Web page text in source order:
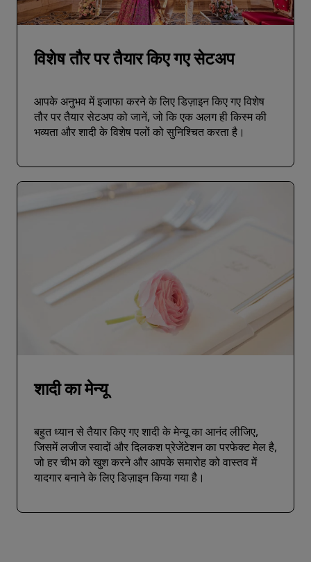
विशेष तौर पर तैयार किए गए सेटअप
आपके अनुभव में इजाफा करने के लिए डिज़ाइन किए गए विशेष
तौर पर तैयार सेटअप को जानें, जो कि एक अलग ही किस्‍म की
भव्‍यता और शादी के विशेष पलों को सुनिश्चित करता है।
शादी का मेन्‍यू
बहुत ध्‍यान से तैयार किए गए शादी के मेन्‍यू का आनंद लीजिए,
जिसमें लजीज स्वादों और दिलकश प्रेजेंटेशन का परफेक्‍ट मेल है,
जो हर चीभ को खुश करने और आपके समारोह को वास्तव में
यादगार बनाने के लिए डिज़ाइन किया गया है।